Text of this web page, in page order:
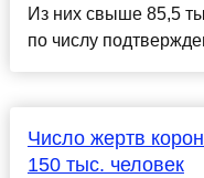
Из них свыше 85,5
по числу
Число жертв
150 тыс. человек